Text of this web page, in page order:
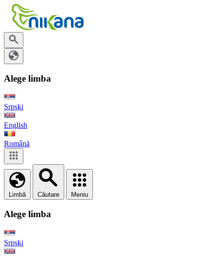
Alege limba
Srpski
English
Română
Limbă Căutare Meniu
Alege limba
Srpski